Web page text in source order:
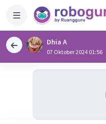
Dhia A
07 Oktober 2024 01:56